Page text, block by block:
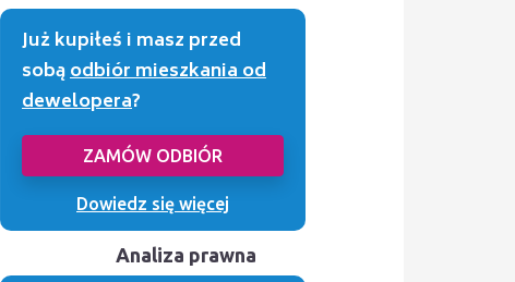
Już kupiłeś i masz przed
sobąodbiór mieszkania od
dewelopera?
ZAMÓW ODBIÓR
Dowiedz się więcej
Analiza prawna